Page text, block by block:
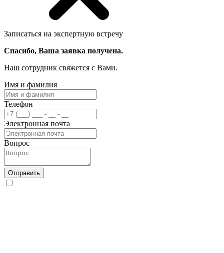
Записаться на экспертную встречу
Спасибо, Ваша заявка получена.
Наш сотрудник свяжется с Вами.
Имя и фамилия
Телефон
Электронная почта
Вопрос
Отправить